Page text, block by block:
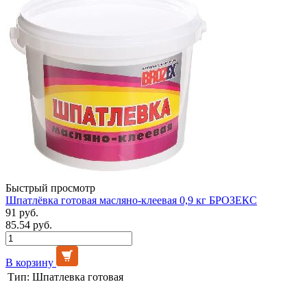
Быстрый просмотр
Шпатлёвка готовая масляно-клеевая 0,9 кг БРОЗЕКС
91 руб.
85.54 руб.
В корзину
Тип: Шпатлевка готовая